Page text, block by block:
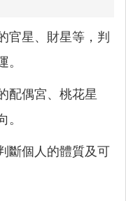
官星、財星等，判
。
配偶宮、桃花星
。
斷個人的體質及可